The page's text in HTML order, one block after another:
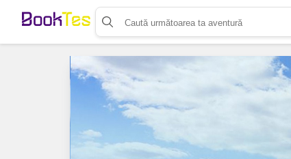
Organizează-ți activitatea
Listează-ți activitatea
Vinde bilete cu Booktes.com
Aplicația de control access